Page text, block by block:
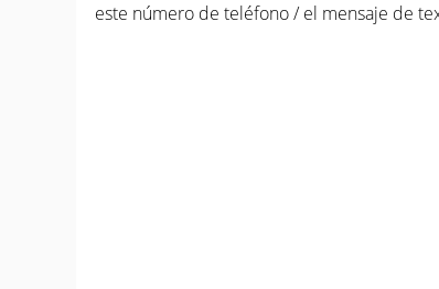
este número de teléfono / el mensaje de